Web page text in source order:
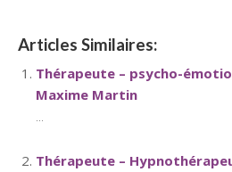
Articles Similaires:
Thérapeute – psycho-
Maxime Martin
...
Thérapeute –